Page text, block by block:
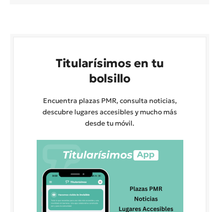
Titularísimos en tu
bolsillo
Encuentra plazas PMR, consulta noticias,
descubre lugares accesibles y mucho más
desde tu móvil.